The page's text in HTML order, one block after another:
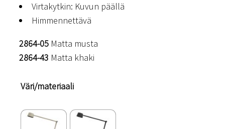
Virtakytkin: Kuvun päällä
Himmennettävä
2864-05 Matta musta
2864-43 Matta khaki
Väri/materiaali